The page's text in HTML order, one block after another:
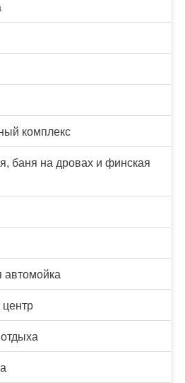
комплекс
баня на дровах и финская
автомойка